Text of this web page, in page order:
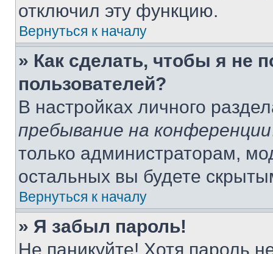
отключил эту функцию.
Вернуться к началу
» Как сделать, чтобы я не
пользователей?
В настройках личного
пребывание на конференции
только администраторам,
остальных вы будете
Вернуться к началу
» Я забыл пароль!
Не паникуйте! Хотя пароль